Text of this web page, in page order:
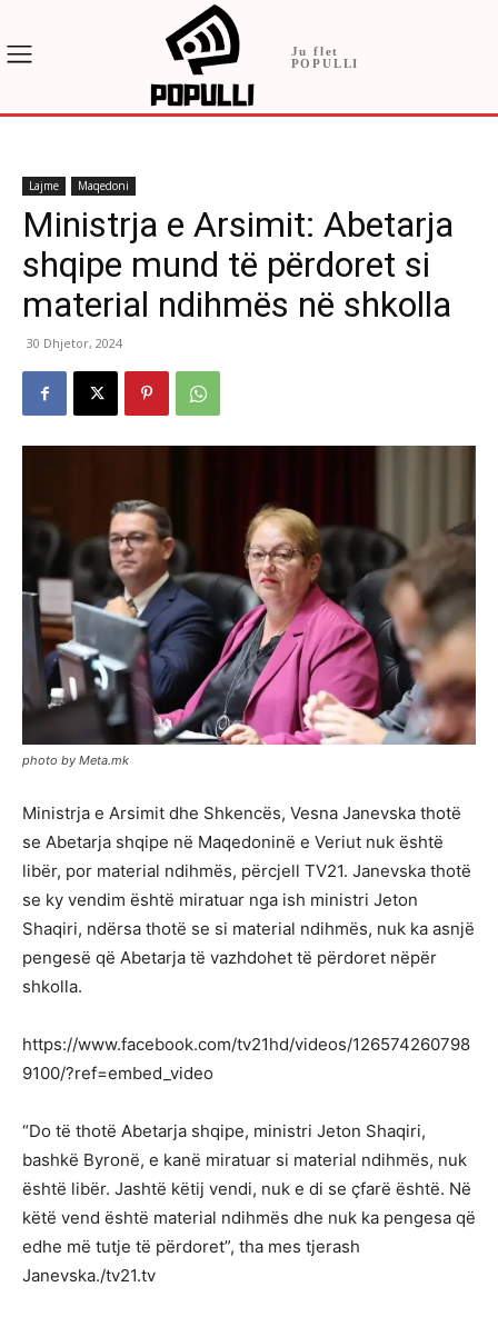
Ju flet
POPULLI
Lajme Maqedoni
Ministrja e Arsimit: Abetarja
shqipe mund të përdoret si
material ndihmës në shkolla
30 Dhjetor, 2024
photo by Meta.mk
Ministrja e Arsimit dhe Shkencës, Vesna Janevska thotë
se Abetarja shqipe në Maqedoninë e Veriut nuk është
libër, por material ndihmës, përcjell TV21. Janevska thotë
se ky vendim është miratuar nga ish ministri Jeton
Shaqiri, ndërsa thotë se si material ndihmës, nuk ka asnjë
pengesë që Abetarja të vazhdohet të përdoret nëpër
shkolla.
https://www.facebook.com/tv21hd/videos/126574260798
9100/?ref=embed_video
“Do të thotë Abetarja shqipe, ministri Jeton Shaqiri,
bashkë Byronë, e kanë miratuar si material ndihmës, nuk
është libër. Jashtë këtij vendi, nuk e di se çfarë është. Në
këtë vend është material ndihmës dhe nuk ka pengesa që
edhe më tutje të përdoret”, tha mes tjerash
Janevska./tv21.tv